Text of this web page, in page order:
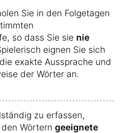
Sie in den Folgetagen
so dass Sie sie nie
eignen Sie sich
exakte Aussprache und
der Wörter an.
zu erfassen,
Wörtern geeignete